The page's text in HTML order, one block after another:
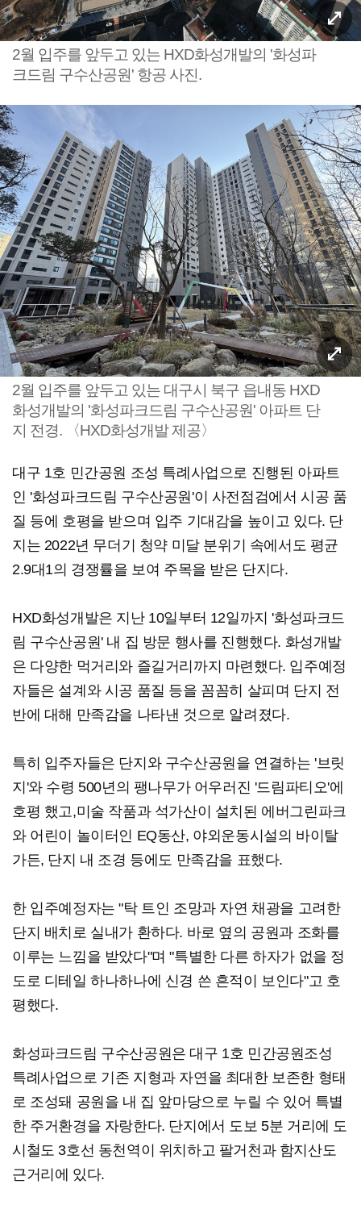
2월 입주를 앞두고 있는 HXD화성개발의 '화성파
크드림 구수산공원' 항공 사진.
2월 입주를 앞두고 있는 대구시 북구 읍내동 HXD
화성개발의 '화성파크드림 구수산공원' 아파트 단
지 전경. 〈HXD화성개발 제공〉
대구 1호 민간공원 조성 특례사업으로 진행된 아파트
인 '화성파크드림 구수산공원'이 사전점검에서 시공 품
질 등에 호평을 받으며 입주 기대감을 높이고 있다. 단
지는 2022년 무더기 청약 미달 분위기 속에서도 평균
2.9대1의 경쟁률을 보여 주목을 받은 단지다.
HXD화성개발은 지난 10일부터 12일까지 '화성파크드
림 구수산공원' 내 집 방문 행사를 진행했다. 화성개발
은 다양한 먹거리와 즐길거리까지 마련했다. 입주예정
자들은 설계와 시공 품질 등을 꼼꼼히 살피며 단지 전
반에 대해 만족감을 나타낸 것으로 알려졌다.
특히 입주자들은 단지와 구수산공원을 연결하는 '브릿
지'와 수령 500년의 팽나무가 어우러진 '드림파티오'에
호평 했고,미술 작품과 석가산이 설치된 에버그린파크
와 어린이 놀이터인 EQ동산, 야외운동시설의 바이탈
가든, 단지 내 조경 등에도 만족감을 표했다.
한 입주예정자는 "탁 트인 조망과 자연 채광을 고려한
단지 배치로 실내가 환하다. 바로 옆의 공원과 조화를
이루는 느낌을 받았다"며 "특별한 다른 하자가 없을 정
도로 디테일 하나하나에 신경 쓴 흔적이 보인다"고 호
평했다.
화성파크드림 구수산공원은 대구 1호 민간공원조성
특례사업으로 기존 지형과 자연을 최대한 보존한 형태
로 조성돼 공원을 내 집 앞마당으로 누릴 수 있어 특별
한 주거환경을 자랑한다. 단지에서 도보 5분 거리에 도
시철도 3호선 동천역이 위치하고 팔거천과 함지산도
근거리에 있다.